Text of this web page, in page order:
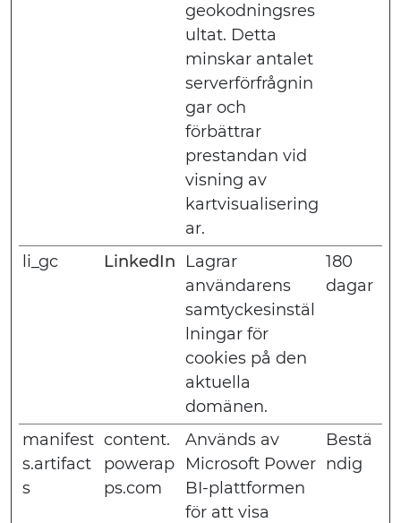
geokodningsres
ultat. Detta
minskar antalet
serverförfrågnin
gar och
förbättrar
prestandan vid
visning av
kartvisualisering
ar.
li_gc LinkedIn
Lagrar
användarens
samtyckesinstäl
lningar för
cookies på den
aktuella
domänen.
180
dagar
manifest
s.artifact
s
content.
powerap
ps.com
Används av
Microsoft Power
BI-plattformen
för att visa
Bestä
ndig